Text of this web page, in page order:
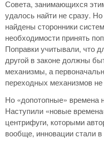
Совета, занимающихся
удалось найти не сразу.
найдены сторонники
необходимости принять
Поправки учитывали, что
другой в законе должны
механизмы, а
переходных механизмов
Но «допотопные» времена
Наступили «новые
центрифуги, которыми
вообще, инновации стали